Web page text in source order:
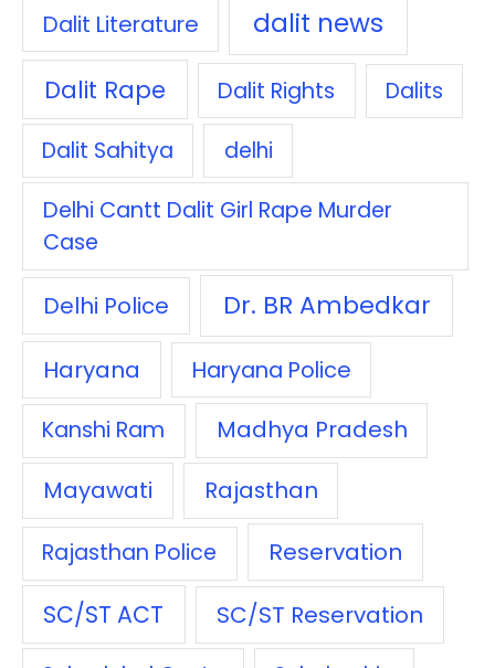
Dalit Literature dalit news
Dalit Rape Dalit Rights Dalits
Dalit Sahitya delhi
Delhi Cantt Dalit Girl Rape Murder
Case
Delhi Police Dr. BR Ambedkar
Haryana Haryana Police
Kanshi Ram
Madhya Pradesh
Mayawati
Rajasthan
Rajasthan Police Reservation
SC/ST ACT SC/ST Reservation